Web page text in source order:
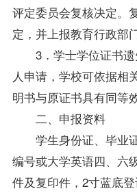
评定委员会复核决定。
定，并上报教育行政部门
3．学士学位证书
人申请，学校可依据相
明书与原证书具有同等效
二、申报资料
学生身份证、毕业
编号或大学英语四、六
件及复印件，2寸蓝底